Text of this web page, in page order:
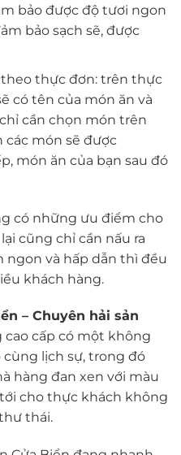
bảo được độ tươi ngon
bảo sạch sẽ, được
theo thực đơn: trên thực
có tên của món ăn và
cần chọn món trên
các món sẽ được
món ăn của bạn sau đó
có những ưu điểm cho
cũng chỉ cần nấu ra
và hấp dẫn thì đều
khách hàng.
– Chuyên hải sản
cấp có một không
cùng lịch sự, trong đó
hàng đan xen với màu
cho thực khách không
thái.